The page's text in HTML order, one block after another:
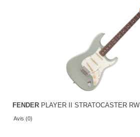
FENDER PLAYER II STRATOCASTER RW
Avis (0)